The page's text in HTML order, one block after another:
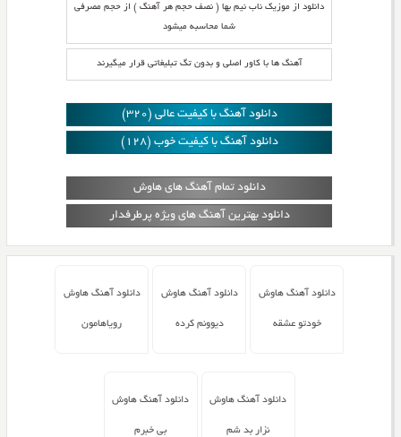
دانلود از موزیک ناب نیم بها ( نصف حجم هر آهنگ ) از حجم مصرفی
شما محاسبه میشود
آهنگ ها با کاور اصلی و بدون تگ تبلیغاتی قرار میگیرند
دانلود آهنگ با کیفیت عالی (320)
دانلود آهنگ با کیفیت خوب (128)
دانلود تمام آهنگ های هاوش
دانلود بهترین آهنگ های ویژه پرطرفدار
دانلود آهنگ هاوش
خودتو عشقه
دانلود آهنگ هاوش
دیوونم کرده
دانلود آهنگ هاوش
رویاهامون
دانلود آهنگ هاوش
نزار بد شم
دانلود آهنگ هاوش
بی خبرم